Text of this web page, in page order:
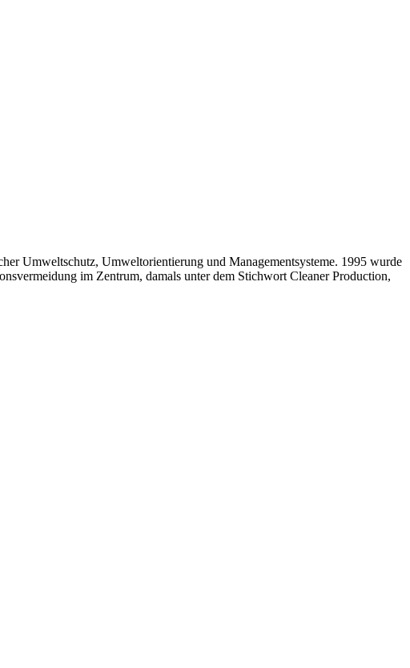
Umweltschutz, Umweltorientierung und Managementsysteme. 1995 wurde
im Zentrum, damals unter dem Stichwort Cleaner Production,